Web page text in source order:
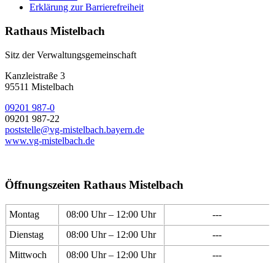
Erklärung zur Barrierefreiheit
Rathaus Mistelbach
Sitz der Verwaltungsgemeinschaft
Kanzleistraße 3
95511 Mistelbach
09201 987-0
09201 987-22
poststelle@vg-mistelbach.bayern.de
www.vg-mistelbach.de
Öffnungszeiten Rathaus Mistelbach
Montag 08:00 Uhr – 12:00 Uhr
---
Dienstag
08:00 Uhr – 12:00 Uhr
---
Mittwoch
08:00 Uhr – 12:00 Uhr
---